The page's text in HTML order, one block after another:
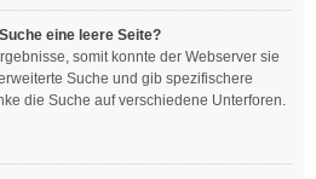
eine leere Seite?
somit konnte der Webserver sie
Suche und gib spezifischere
die Suche auf verschiedene Unterforen.